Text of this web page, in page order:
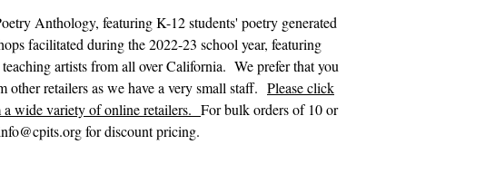
Anthology, featuring K-12 students' poetry generated
facilitated during the 2022-23 school year, featuring
teaching artists from all over California. We prefer that you
other retailers as we have a very small staff. Please click
a wide variety of online retailers. For bulk orders of 10 or
for discount pricing.